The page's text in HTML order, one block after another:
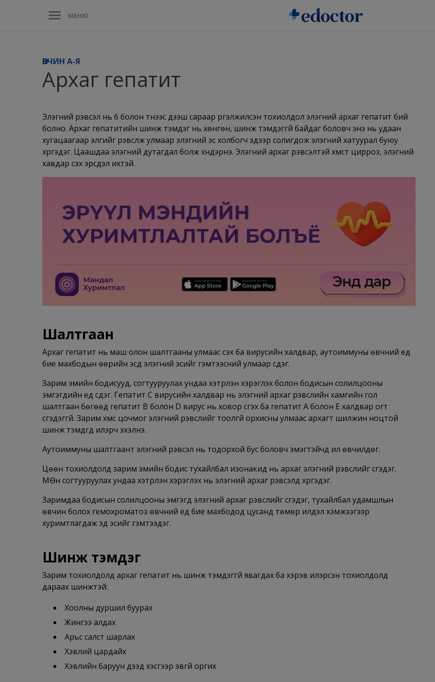
МЕНЮ
ӨВЧИН A-Я
Архаг гепатит
Элэгний үрэвсэл нь 6 болон түүнээс дээш сараар үргэлжилсэн тохиолдол элэгний архаг гепатит бий
болно. Архаг гепатитийн шинж тэмдэг нь хөнгөн, шинж тэмдэггүй байдаг боловч энэ нь удаан
хугацаагаар элгийг үрэвсүүлж улмаар элэгний эс холбогч эдээр солигдож элэгний хатуурал буюу
хүргэдэг. Цаашдаа элэгний дутагдал болж хүндэрнэ. Элэгний архаг үрэвсэлтэй хүмүүст цирроз, элэгний
хавдар үүсэх эрсдэл ихтэй.
Шалтгаан
Архаг гепатит нь маш олон шалтгааны улмаас үүсэх ба вирусийн халдвар, аутоиммуны өвчний үед
бие махбодын өөрийн эсүүд элэгний эсийг гэмтээсний улмаар үүсдэг.
Зарим эмийн бодисууд, согтууруулах ундаа хэтрүүлэн хэрэглэх болон бодисын солилцооны
эмгэгүүдийн үед үүсдэг. Гепатит С вирусийн халдвар нь элэгний архаг үрэвслийн хамгийн гол
шалтгаан бөгөөд гепатит В болон D вирус нь ховор үүсгэх ба гепатит А болон Е халдвар огт
үүсгэдэггүй. Зарим хүмүүс цочмог элэгний үрэвслийг тоолгүй орхисны улмаас архагт шилжин ноцтой
шинж тэмдгүүд илэрч эхэлнэ.
Аутоиммуны шалтгаант элэгний үрэвсэл нь тодорхой бус боловч эмэгтэйчүүд илүү өвчилдөг.
Цөөн тохиолдолд зарим эмийн бодис тухайлбал изонакид нь архаг элэгний үрэвслийг үүсгэдэг.
МӨн согтууруулах ундаа хэтрүүлэн хэрэглэх нь элэгний архаг үрэвсэлд хүргэдэг.
Заримдаа бодисын солилцооны эмгэгүүд элэгний архаг үрэвслийг үүсгэдэг, тухайлбал удамшлын
өвчин болох гемохроматоз өвчний үед бие махбодод цусанд төмөр илүүдэл хэмжээгээр
хуримтлагдаж эд эсийг гэмтээдэг.
Шинж тэмдэг
Зарим тохиолдолд архаг гепатит нь шинж тэмдэггүй явагдах ба хэрэв илэрсэн тохиолдолд
дараах шинжтэй:
Хоолны дуршил буурах
Жингээ алдах
Арьс салст шарлах
Хэвлий цардайх
Хэвлийн баруун дээд хэсгээр эвгүй оргих